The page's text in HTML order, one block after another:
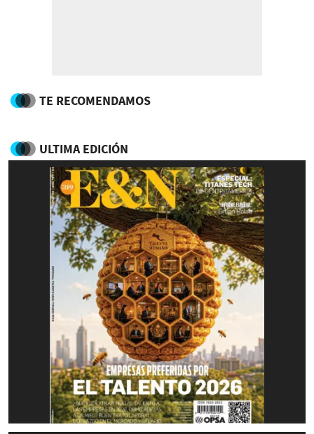
TE RECOMENDAMOS
ULTIMA EDICIÓN